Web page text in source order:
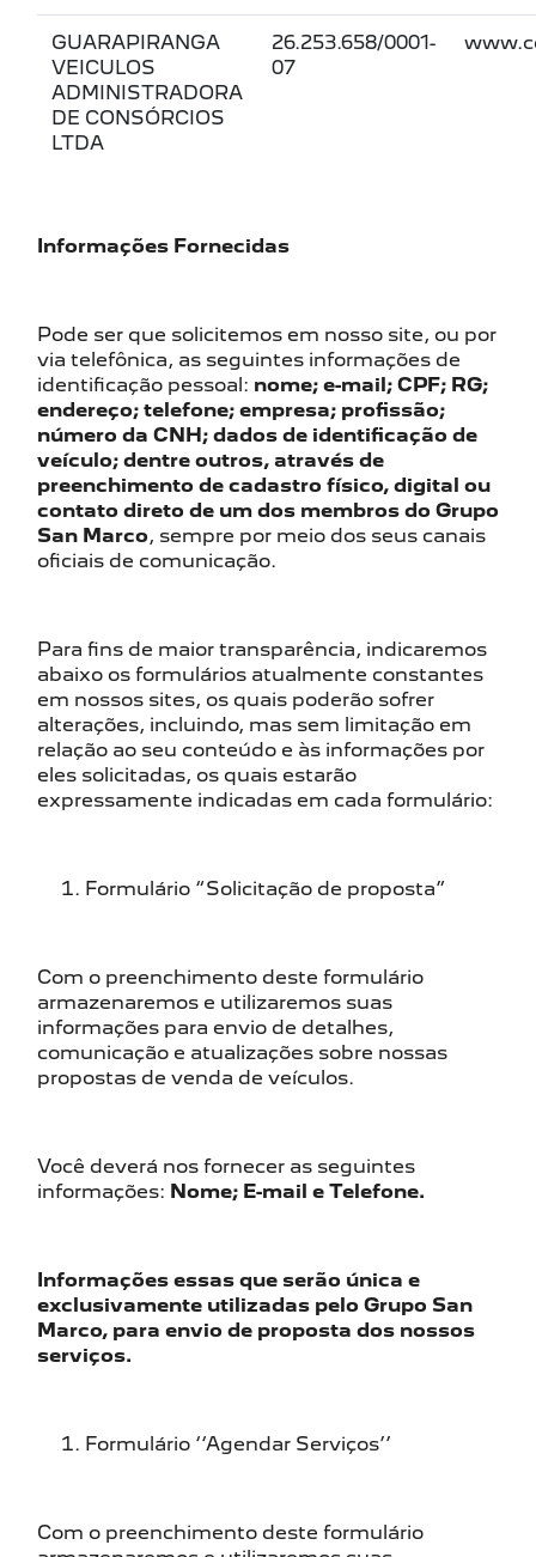
GUARAPIRANGA
VEICULOS
ADMINISTRADORA
DE CONSÓRCIOS
LTDA
26.253.658/0001-
07
Informações Fornecidas
Pode ser que solicitemos em nosso site, ou por
via telefônica, as seguintes informações de
identificação pessoal: nome; e-mail; CPF; RG;
endereço; telefone; empresa; profissão;
número da CNH; dados de identificação de
veículo; dentre outros, através de
preenchimento de cadastro físico, digital ou
contato direto de um dos membros do Grupo
San Marco, sempre por meio dos seus canais
oficiais de comunicação.
Para fins de maior transparência, indicaremos
abaixo os formulários atualmente constantes
em nossos sites, os quais poderão sofrer
alterações, incluindo, mas sem limitação em
relação ao seu conteúdo e às informações por
eles solicitadas, os quais estarão
expressamente indicadas em cada formulário:
Formulário “Solicitação de proposta”
Com o preenchimento deste formulário
armazenaremos e utilizaremos suas
informações para envio de detalhes,
comunicação e atualizações sobre nossas
propostas de venda de veículos.
Você deverá nos fornecer as seguintes
informações: Nome; E-mail e Telefone.
Informações essas que serão única e
exclusivamente utilizadas pelo Grupo San
Marco, para envio de proposta dos nossos
serviços.
Formulário ‘‘Agendar Serviços’’
Com o preenchimento deste formulário